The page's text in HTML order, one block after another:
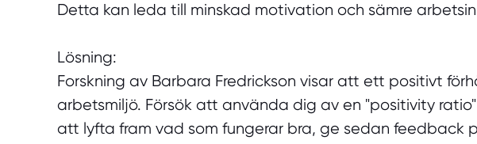
Detta kan leda till minskad motivation och sämre
Lösning:
Forskning av Barbara Fredrickson visar att ett positivt
arbetsmiljö. Försök att använda dig av en "positivity
att lyfta fram vad som fungerar bra, ge sedan feedback